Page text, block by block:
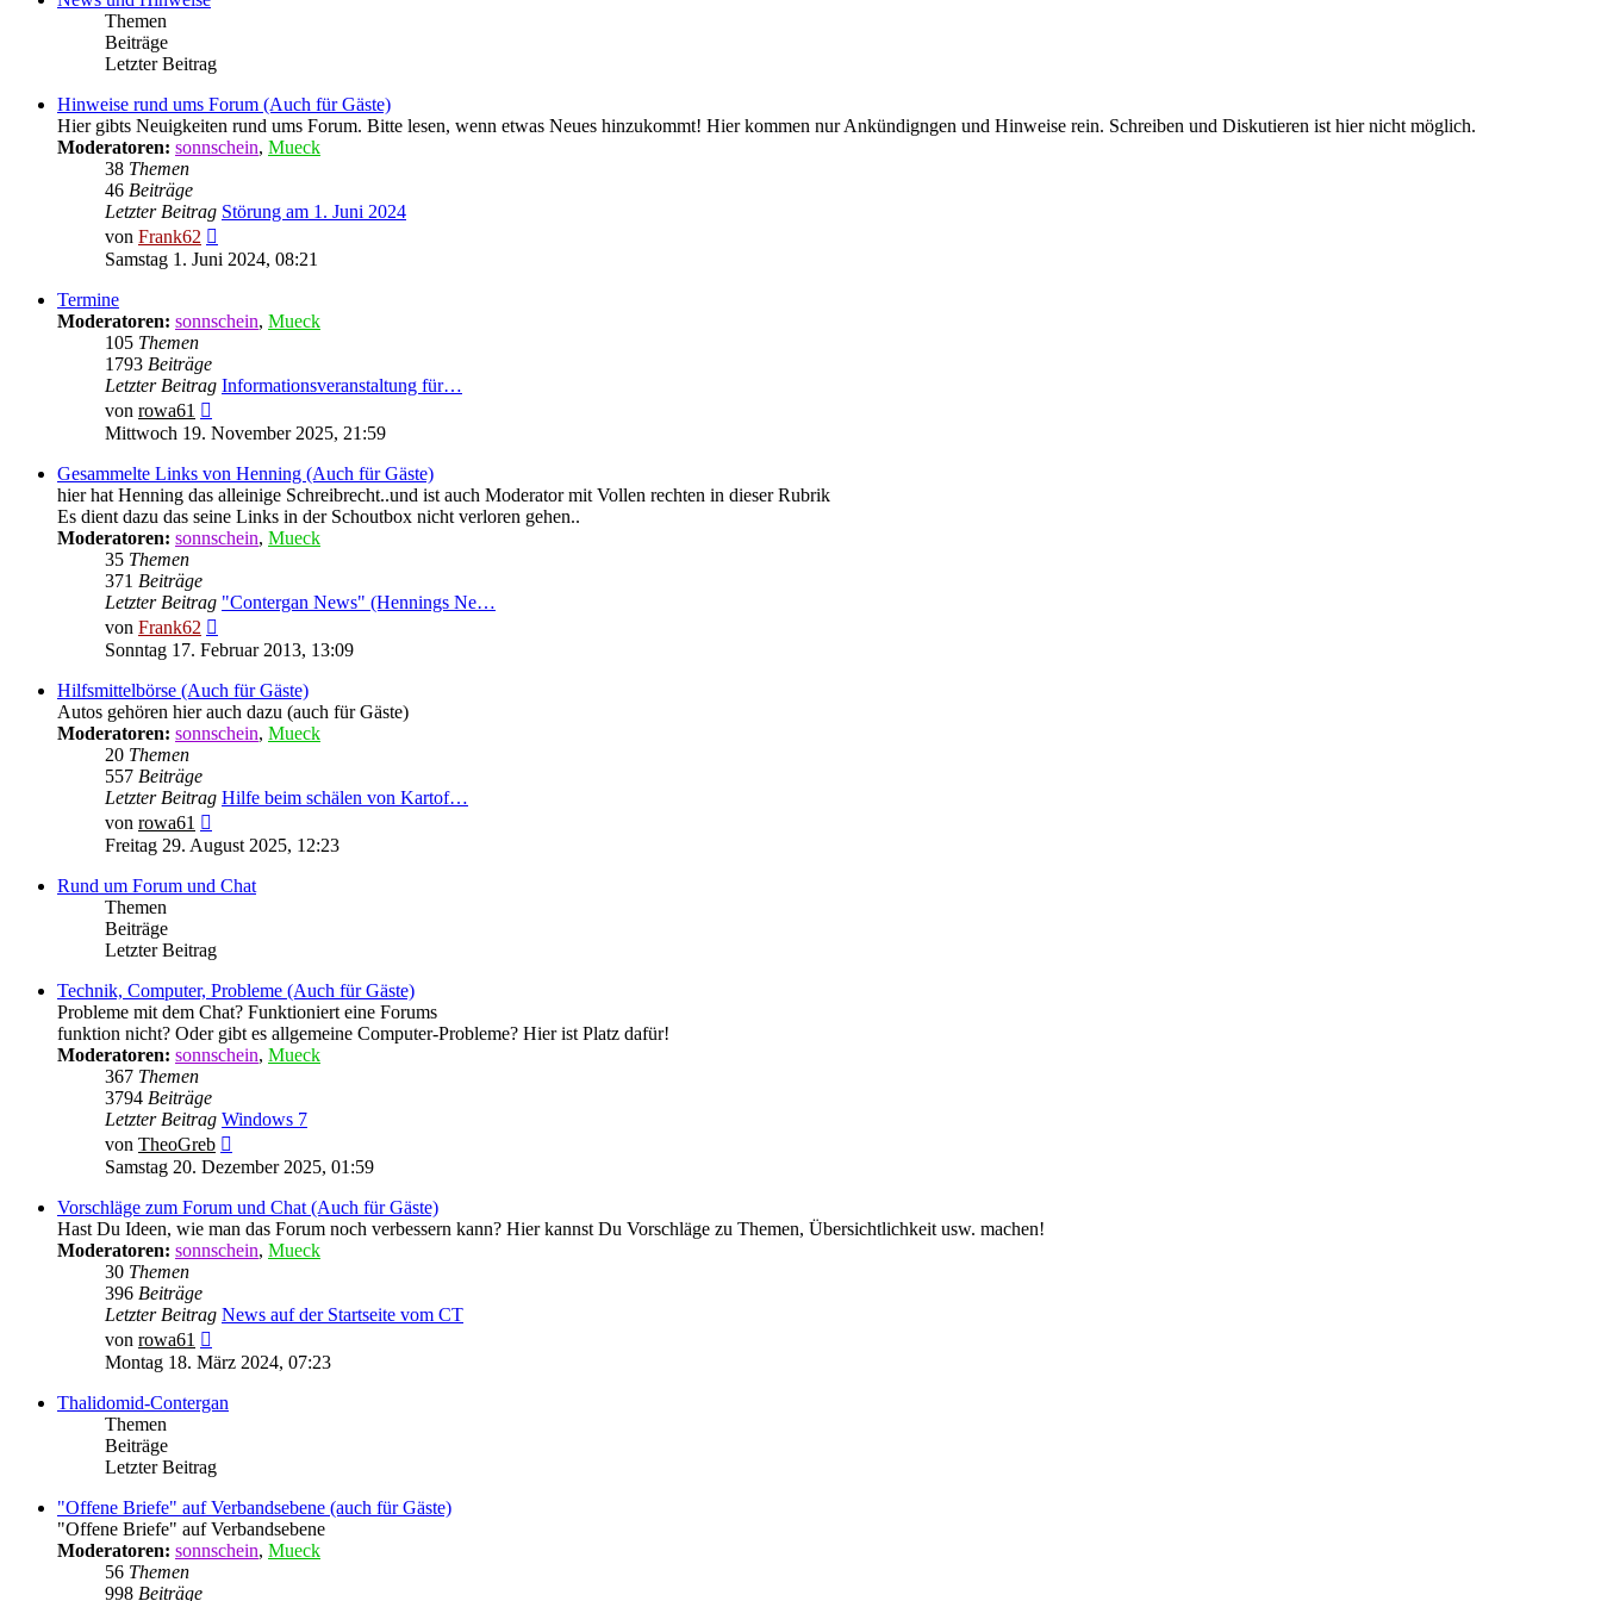
Themen
Beiträge
Letzter Beitrag
Hinweise rund ums Forum (Auch für Gäste)
Hier gibts Neuigkeiten rund ums Forum. Bitte lesen, wenn etwas Neues hinzukommt! Hier kommen nur Ankündigngen und Hinweise rein. Schreiben und Diskutieren ist hier nicht möglich.
Moderatoren: sonnschein, Mueck
38 Themen
46 Beiträge
Letzter Beitrag Störung am 1. Juni 2024
von Frank62
Beitrag
Samstag 1. Juni 2024, 08:21
Termine
Moderatoren: sonnschein, Mueck
105 Themen
1793 Beiträge
Letzter Beitrag Informationsveranstaltung für…
von rowa61
Beitrag
Mittwoch 19. November 2025, 21:59
Gesammelte Links von Henning (Auch für Gäste)
hier hat Henning das alleinige Schreibrecht..und ist auch Moderator mit Vollen rechten in dieser Rubrik
Es dient dazu das seine Links in der Schoutbox nicht verloren gehen..
Moderatoren: sonnschein, Mueck
35 Themen
371 Beiträge
Letzter Beitrag "Contergan News" (Hennings Ne…
von Frank62
Beitrag
Sonntag 17. Februar 2013, 13:09
Hilfsmittelbörse (Auch für Gäste)
Autos gehören hier auch dazu (auch für Gäste)
Moderatoren: sonnschein, Mueck
20 Themen
557 Beiträge
Letzter Beitrag Hilfe beim schälen von Kartof…
von rowa61
Beitrag
Freitag 29. August 2025, 12:23
Rund um Forum und Chat
Themen
Beiträge
Letzter Beitrag
Technik, Computer, Probleme (Auch für Gäste)
Probleme mit dem Chat? Funktioniert eine Forums
funktion nicht? Oder gibt es allgemeine Computer-Probleme? Hier ist Platz dafür!
Moderatoren: sonnschein, Mueck
367 Themen
3794 Beiträge
Letzter Beitrag Windows 7
von TheoGreb
Beitrag
Samstag 20. Dezember 2025, 01:59
Vorschläge zum Forum und Chat (Auch für Gäste)
Hast Du Ideen, wie man das Forum noch verbessern kann? Hier kannst Du Vorschläge zu Themen, Übersichtlichkeit usw. machen!
Moderatoren: sonnschein, Mueck
30 Themen
396 Beiträge
Letzter Beitrag News auf der Startseite vom CT
von rowa61
Beitrag
Montag 18. März 2024, 07:23
Thalidomid-Contergan
Themen
Beiträge
Letzter Beitrag
"Offene Briefe" auf Verbandsebene (auch für Gäste)
"Offene Briefe" auf Verbandsebene
Moderatoren: sonnschein, Mueck
56 Themen
998 Beiträge